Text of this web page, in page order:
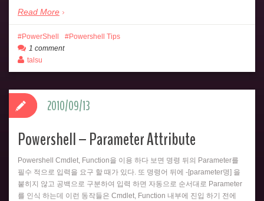
Read More
PowerShell
Powershell Tips
1 comment
talsu
Powershell – Parameter Attribute
Powershell Cmdlet, Function을 이용 하다 보면 명령 뒤의 Parameter를
필수 적으로 입력을 요구 할 때가 있다. 또 명령어 뒤에 -[parameter명] 을
붙히지 않고 공백으로 구분하여 입력 하면 자동으로 순서대로 Parameter
를 인식 하는데 이런 동작들은 Cmdlet, Function 내부에 진입 하기 전에
2010/09/13